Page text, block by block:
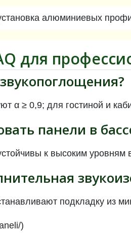
алюминиевых
для
α ≥ 0,9; для гостиной и
панели в
к высоким уровням
подкладку из
)